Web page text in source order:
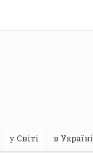
у Світі в Україні